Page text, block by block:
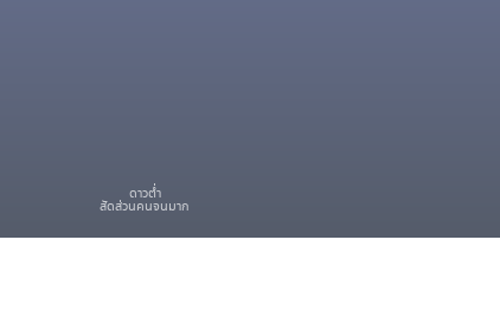
ดาวต่ำ
สัดส่วนคนจนมาก